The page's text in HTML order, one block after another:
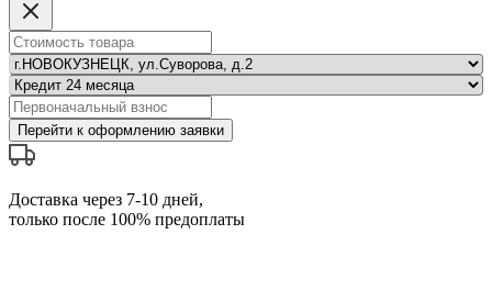
Перейти к оформлению заявки
Доставка через 7-10 дней,
только после 100% предоплаты